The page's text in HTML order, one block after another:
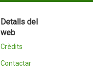
Detalls del
web
Crèdits
Contactar